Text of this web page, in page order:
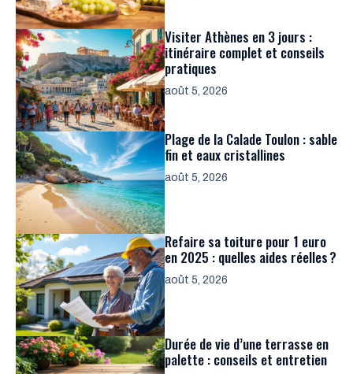
Visiter Athènes en 3 jours :
itinéraire complet et conseils
pratiques
août 5, 2026
Plage de la Calade Toulon : sable
fin et eaux cristallines
août 5, 2026
Refaire sa toiture pour 1 euro
en 2025 : quelles aides réelles ?
août 5, 2026
Durée de vie d’une terrasse en
palette : conseils et entretien